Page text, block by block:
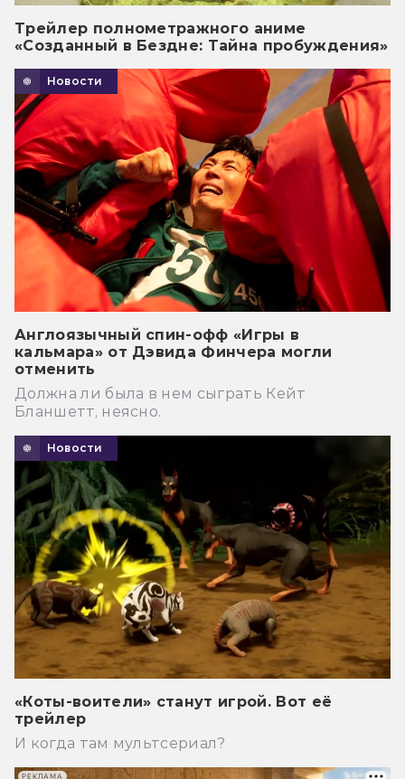
Трейлер полнометражного аниме
«Созданный в Бездне: Тайна пробуждения»
Новости
Англоязычный спин-офф «Игры в
кальмара» от Дэвида Финчера могли
отменить
Должна ли была в нем сыграть Кейт
Бланшетт, неясно.
Новости
«Коты-воители» станут игрой. Вот её
трейлер
И когда там мультсериал?
РЕКЛАМА